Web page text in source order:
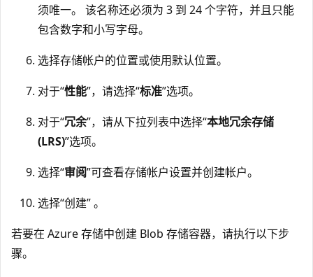
须唯一。 该名称还必须为 3 到 24 个字符，并且只能
包含数字和小写字母。
选择存储帐户的位置或使用默认位置。
对于“性能”，请选择“标准”选项。
对于“冗余”，请从下拉列表中选择“本地冗余存储
(LRS)”选项。
选择“审阅”可查看存储帐户设置并创建帐户。
选择“创建” 。
若要在 Azure 存储中创建 Blob 存储容器，请执行以下步
骤。